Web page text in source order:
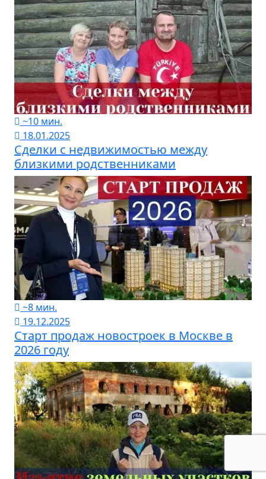
~10 мин.
18.01.2025
Сделки с недвижимостью между
близкими родственниками
~8 мин.
19.12.2025
Старт продаж новостроек в Москве в
2026 году